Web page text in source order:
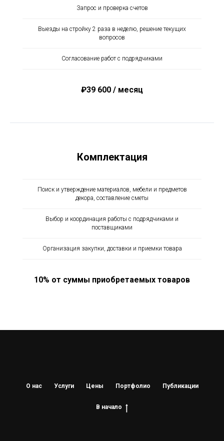
Запрос и проверка счетов
Выезды на стройку 2 раза в неделю, решение текущих
вопросов
Согласование работ с подрядчиками
₽39 600 / месяц
Комплектация
Поиск и утверждение материалов, мебели и предметов
декора, составление сметы
Выбор и координация работы с подрядчиками и
поставщиками
Организация закупки, доставки и приемки товара
10% от суммы приобретаемых товаров
О нас Услуги Цены Портфолио Публикации
В начало